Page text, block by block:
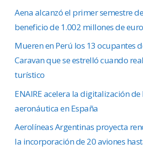
Aena alcanzó el primer semestre
beneficio de 1.002 millones de
Mueren en Perú los 13 ocupantes
Caravan que se estrelló cuando
turístico
ENAIRE acelera la digitalización
aeronáutica en España
Aerolíneas Argentinas proyecta
la incorporación de 20 aviones